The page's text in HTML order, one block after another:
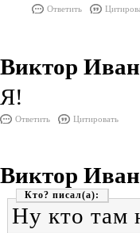
Ответить
Виктор
Я!
Ответить Цитировать
Виктор
Кто?
Ну кто там